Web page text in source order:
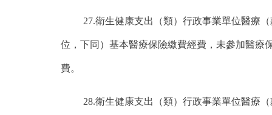
27.衛生健康支出（類）行政事業單位醫療
位，下同）基本醫療保險繳費經費，未參加醫療
費。
28.衛生健康支出（類）行政事業單位醫療